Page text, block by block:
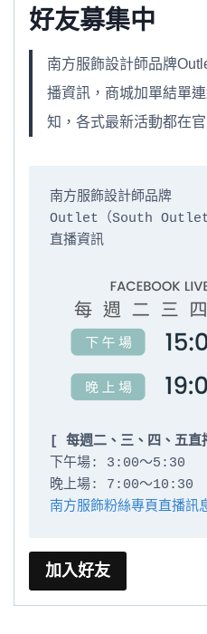
好友募集中
南方服飾設計師品牌
播資訊，商城加單結單
知，各式最新活動都在官
南方服飾設計師品牌
Outlet（South Outlet
直播資訊
[ 每週二、三、四、五
下午場: 3:00～5:30
南方服飾粉絲專頁直播訊
加入好友